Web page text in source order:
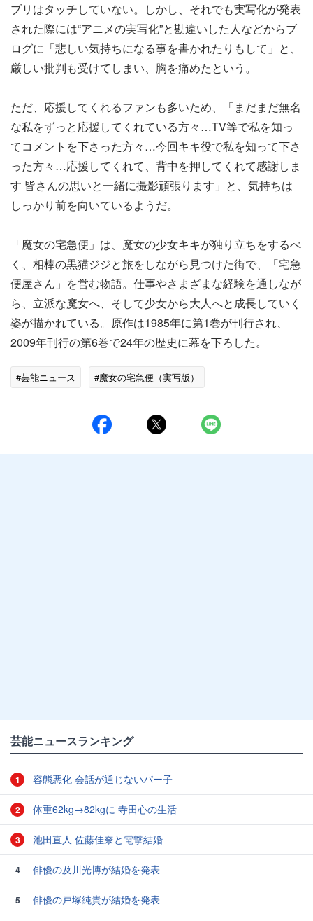
ブリはタッチしていない。しかし、それでも実写化が発表
された際には“アニメの実写化”と勘違いした人などからブ
ログに「悲しい気持ちになる事を書かれたりもして」と、
厳しい批判も受けてしまい、胸を痛めたという。
ただ、応援してくれるファンも多いため、「まだまだ無名
な私をずっと応援してくれている方々…TV等で私を知っ
てコメントを下さった方々…今回キキ役で私を知って下さ
った方々…応援してくれて、背中を押してくれて感謝しま
す 皆さんの思いと一緒に撮影頑張ります」と、気持ちは
しっかり前を向いているようだ。
「魔女の宅急便」は、魔女の少女キキが独り立ちをするべ
く、相棒の黒猫ジジと旅をしながら見つけた街で、「宅急
便屋さん」を営む物語。仕事やさまざまな経験を通しなが
ら、立派な魔女へ、そして少女から大人へと成長していく
姿が描かれている。原作は1985年に第1巻が刊行され、
2009年刊行の第6巻で24年の歴史に幕を下ろした。
#芸能ニュース #魔女の宅急便（実写版）
芸能ニュースランキング
1 容態悪化 会話が通じないパー子
2 体重62kg→82kgに 寺田心の生活
3 池田直人 佐藤佳奈と電撃結婚
4 俳優の及川光博が結婚を発表
5
俳優の戸塚純貴が結婚を発表